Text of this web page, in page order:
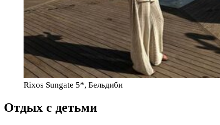
Rixos Sungate 5*, Бельдиби
Отдых с детьми